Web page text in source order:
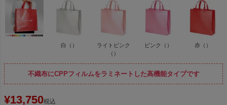
白（）
ライトピンク
（）
ピンク（） 赤（）
不織布にCPPフィルムをラミネートした高機能タイプです
¥13,750税込